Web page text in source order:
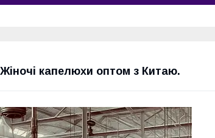
капелюхи оптом з Китаю.